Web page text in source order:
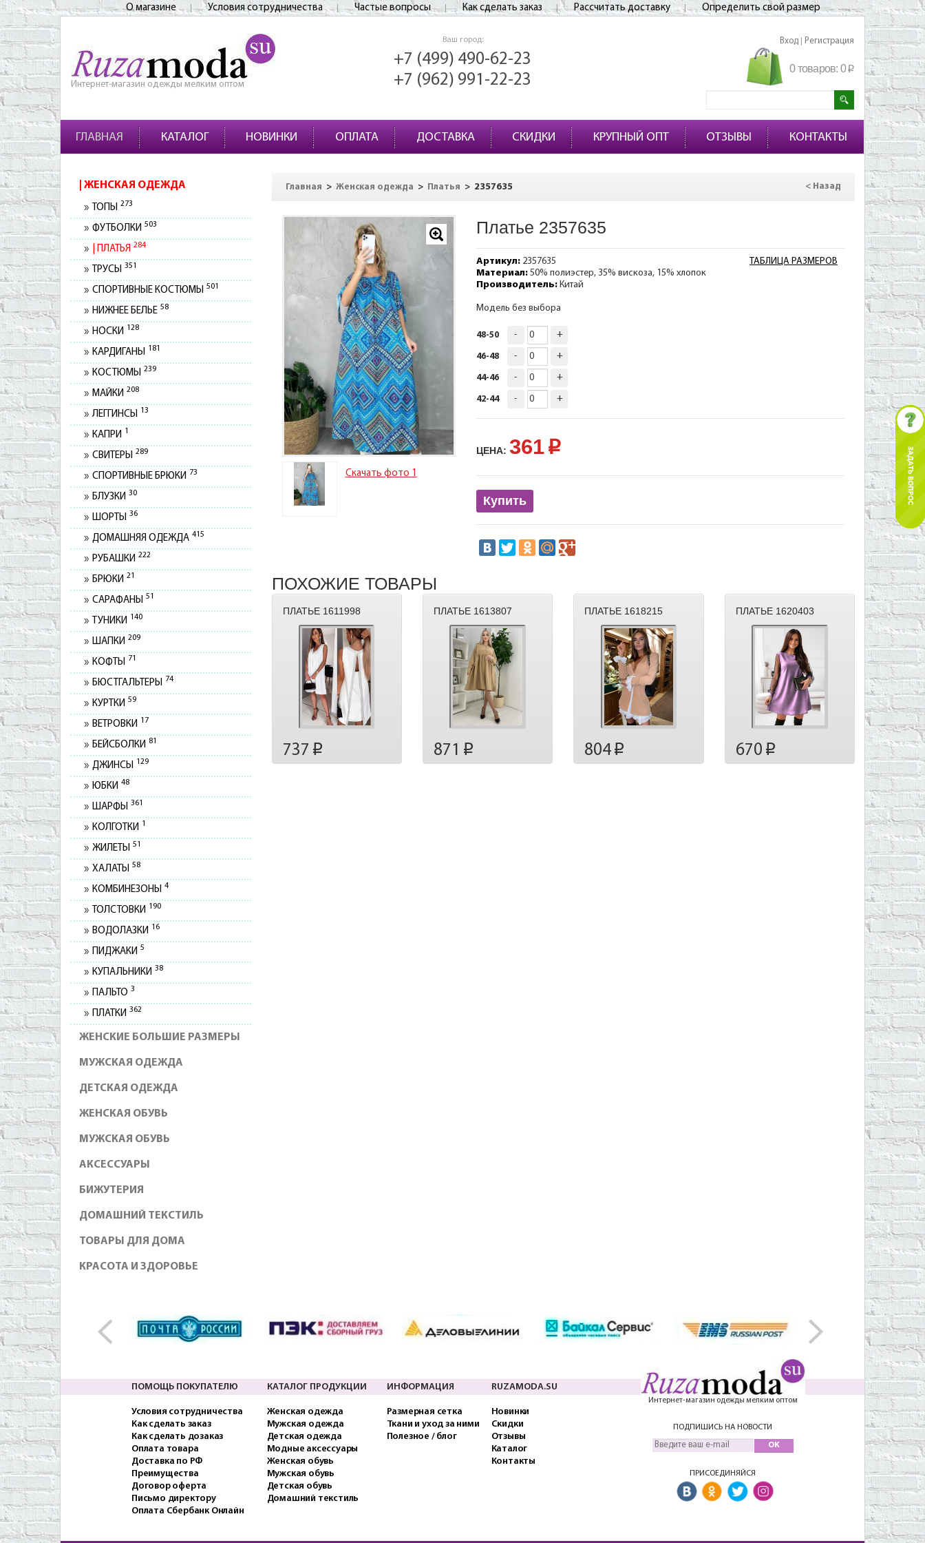
О магазине Условия сотрудничества Частые вопросы Как сделать заказ Рассчитать доставку Определить свой размер
Интернет-магазин одежды мелким оптом
Ваш город:
+7 (499) 490-62-23
+7 (962) 991-22-23
Вход Регистрация
0 товаров: 0p
ГЛАВНАЯ КАТАЛОГ НОВИНКИ ОПЛАТА ДОСТАВКА СКИДКИ КРУПНЫЙ ОПТ ОТЗЫВЫ КОНТАКТЫ
ЖЕНСКАЯ ОДЕЖДА
ТОПЫ 273
ФУТБОЛКИ 503
ПЛАТЬЯ 284
ТРУСЫ 351
СПОРТИВНЫЕ КОСТЮМЫ 501
НИЖНЕЕ БЕЛЬЕ 58
НОСКИ 128
КАРДИГАНЫ 181
КОСТЮМЫ 239
МАЙКИ 208
ЛЕГГИНСЫ 13
КАПРИ 1
СВИТЕРЫ 289
СПОРТИВНЫЕ БРЮКИ 73
БЛУЗКИ 30
ШОРТЫ 36
ДОМАШНЯЯ ОДЕЖДА 415
РУБАШКИ 222
БРЮКИ 21
САРАФАНЫ 51
ТУНИКИ 140
ШАПКИ 209
КОФТЫ 71
БЮСТГАЛЬТЕРЫ 74
КУРТКИ 59
ВЕТРОВКИ 17
БЕЙСБОЛКИ 81
ДЖИНСЫ 129
ЮБКИ 48
ШАРФЫ 361
КОЛГОТКИ 1
ЖИЛЕТЫ 51
ХАЛАТЫ 58
КОМБИНЕЗОНЫ 4
ТОЛСТОВКИ 190
ВОДОЛАЗКИ 16
ПИДЖАКИ 5
КУПАЛЬНИКИ 38
ПАЛЬТО 3
ПЛАТКИ 362
ЖЕНСКИЕ БОЛЬШИЕ РАЗМЕРЫ
МУЖСКАЯ ОДЕЖДА
ДЕТСКАЯ ОДЕЖДА
ЖЕНСКАЯ ОБУВЬ
МУЖСКАЯ ОБУВЬ
АКСЕССУАРЫ
БИЖУТЕРИЯ
ДОМАШНИЙ ТЕКСТИЛЬ
ТОВАРЫ ДЛЯ ДОМА
КРАСОТА И ЗДОРОВЬЕ
Главная > Женская одежда > Платья > 2357635 < Назад
Скачать фото 1
Платье 2357635
ТАБЛИЦА РАЗМЕРОВ
Артикул:2357635
Материал:50% полиэстер, 35% вискоза, 15% хлопок
Производитель:Китай
Модель без выбора
48-50 - +
46-48 - +
44-46 - +
42-44 - +
ЦЕНА: 361 p
Купить
ПОХОЖИЕ ТОВАРЫ
ПЛАТЬЕ 1611998
737 p
ПЛАТЬЕ 1613807
871 p
ПЛАТЬЕ 1618215
804 p
ПЛАТЬЕ 1620403
670 p
ПОМОЩЬ ПОКУПАТЕЛЮ
Условия сотрудничества
Как сделать заказ
Как сделать дозаказ
Оплата товара
Доставка по РФ
Преимущества
Договор оферта
Письмо директору
Оплата Сбербанк Онлайн
КАТАЛОГ ПРОДУКЦИИ
Женская одежда
Мужская одежда
Детская одежда
Модные аксессуары
Женская обувь
Мужская обувь
Детская обувь
Домашний текстиль
ИНФОРМАЦИЯ
Размерная сетка
Ткани и уход за ними
Полезное / блог
RUZAMODA.SU
Новинки
Скидки
Отзывы
Каталог
Контакты
Интернет-магазин одежды мелким оптом
ПОДПИШИСЬ НА НОВОСТИ
OK
ПРИСОЕДИНЯЙСЯ